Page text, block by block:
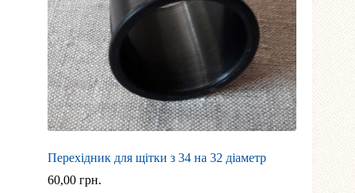
Перехідник для щітки з 34 на 32 діаметр
60,00 грн.